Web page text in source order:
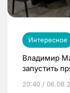
Интересное
Владимир
запустить
20:40 /